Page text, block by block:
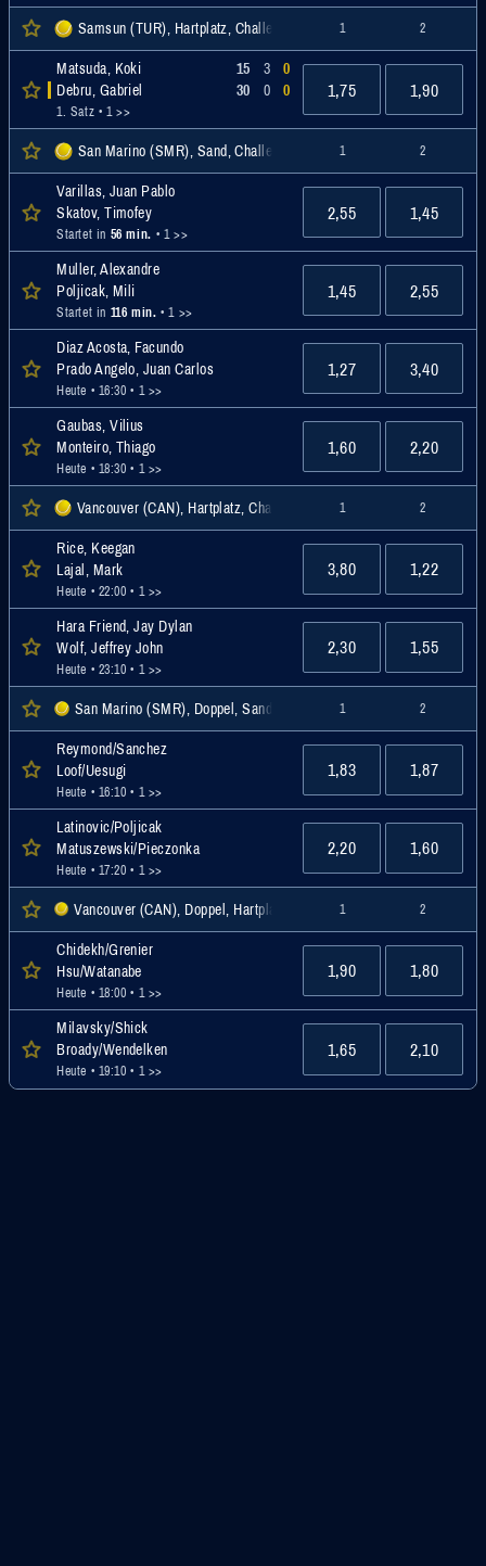
Samsun (TUR), Hartplatz, Challenger 1 2
Matsuda, Koki
Debru, Gabriel
1. Satz • 1 >>
15
30
3
0
0
0
1,75 1,90
San Marino (SMR), Sand, Challenger 1 2
Varillas, Juan Pablo
Skatov, Timofey
Startet in 56 min. • 1 >>
2,55 1,45
Muller, Alexandre
Poljicak, Mili
Startet in 116 min. • 1 >>
1,45 2,55
Diaz Acosta, Facundo
Prado Angelo, Juan Carlos
Heute • 16:30 • 1 >>
1,27 3,40
Gaubas, Vilius
Monteiro, Thiago
Heute • 18:30 • 1 >>
1,60 2,20
Vancouver (CAN), Hartplatz, Challenger 1 2
Rice, Keegan
Lajal, Mark
Heute • 22:00 • 1 >>
3,80 1,22
Hara Friend, Jay Dylan
Wolf, Jeffrey John
Heute • 23:10 • 1 >>
2,30 1,55
San Marino (SMR), Doppel, Sand, Challenger1 2
Reymond/Sanchez
Loof/Uesugi
Heute • 16:10 • 1 >>
1,83 1,87
Latinovic/Poljicak
Matuszewski/Pieczonka
Heute • 17:20 • 1 >>
2,20 1,60
Vancouver (CAN), Doppel, Hartplatz, Challenger
1 2
Chidekh/Grenier
Hsu/Watanabe
Heute • 18:00 • 1 >>
1,90 1,80
Milavsky/Shick
Broady/Wendelken
Heute • 19:10 • 1 >>
1,65 2,10